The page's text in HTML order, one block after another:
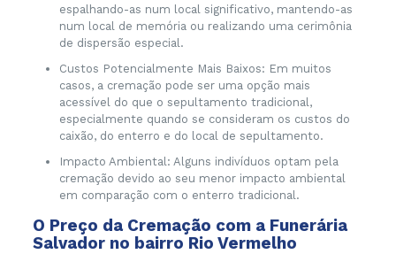
espalhando-as num local significativo, mantendo-as
num local de memória ou realizando uma cerimônia
de dispersão especial.
Custos Potencialmente Mais Baixos: Em muitos
casos, a cremação pode ser uma opção mais
acessível do que o sepultamento tradicional,
especialmente quando se consideram os custos do
caixão, do enterro e do local de sepultamento.
Impacto Ambiental: Alguns indivíduos optam pela
cremação devido ao seu menor impacto ambiental
em comparação com o enterro tradicional.
O Preço da Cremação com a Funerária
Salvador no bairro Rio Vermelho